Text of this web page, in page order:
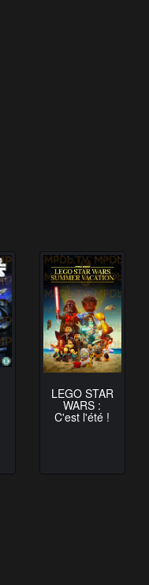
LEGO STAR
WARS :
C'est l'été !